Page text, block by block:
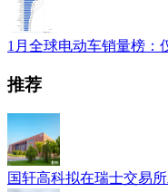
1月全球电动车销量榜：
推荐
国轩高科拟在瑞士交易